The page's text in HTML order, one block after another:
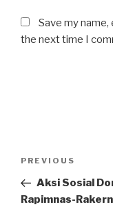
Save my
the next time I
Previous
Post
PREVIOUS
Aksi Sosial
Rapimnas-